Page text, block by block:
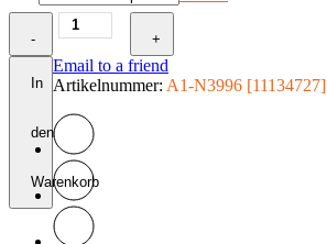
-
Wandbild
-
Gesetz
der
Menge
+
In
den
Warenkorb
Email to a friend
Artikelnummer: A1-N3996 [11134727]